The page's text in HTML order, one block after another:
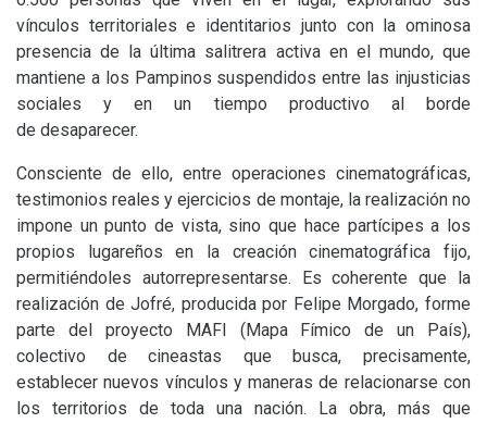
vínculos territoriales e identitarios junto con la ominosa
presencia de la última salitrera activa en el mundo, que
mantiene a los Pampinos suspendidos entre las injusticias
sociales y en un tiempo productivo al borde
de desaparecer.
Consciente de ello, entre operaciones cinematográficas,
testimonios reales y ejercicios de montaje, la realización no
impone un punto de vista, sino que hace partícipes a los
propios lugareños en la creación cinematográfica fijo,
permitiéndoles autorrepresentarse. Es coherente que la
realización de Jofré, producida por Felipe Morgado, forme
parte del proyecto MAFI (Mapa Fímico de un País),
colectivo de cineastas que busca, precisamente,
establecer nuevos vínculos y maneras de relacionarse con
los territorios de toda una nación. La obra, más que